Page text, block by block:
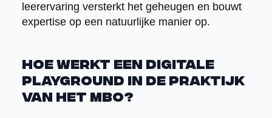
leerervaring versterkt het geheugen en bouwt
expertise op een natuurlijke manier op.
Hoe werkt een digitale
playground in de praktijk
van het MBO?